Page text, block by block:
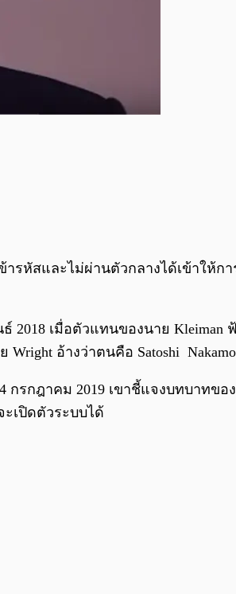
ข้ารหัสและไม่ผ่านตัวกลางได้เข้า
2018 เมื่อตัวแทนของนาย
อ้างว่าตนคือ Satoshi
รกฎาคม 2019 เขาชี้แจงบทบาทขอ
ะเปิดตัวระบบได้